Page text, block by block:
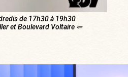
de 17h30 à 19h30
et Boulevard Voltaire ⇦